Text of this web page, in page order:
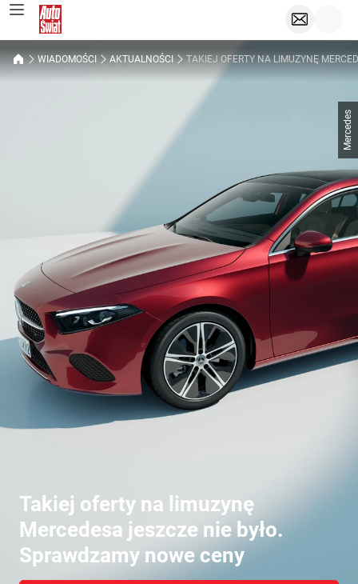
WIADOMOŚCI AKTUALNOŚCI TAKIEJ OFERTY NA LIMUZYNĘ
Mercedes
Takiej oferty na limuzynę
Mercedesa jeszcze nie było.
Sprawdzamy nowe ceny